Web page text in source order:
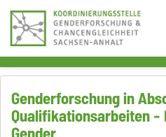
Genderforschung in
Qualifikationsarbeiten -